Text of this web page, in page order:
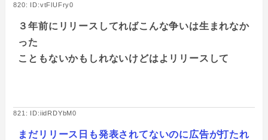
820: ID:vtFlUFry0
３年前にリリースしてればこんな争いは生まれなか
った
こともないかもしれないけどはよリリースして
821: ID:iidRDYbM0
まだリリース日も発表されてないのに広告が打たれ